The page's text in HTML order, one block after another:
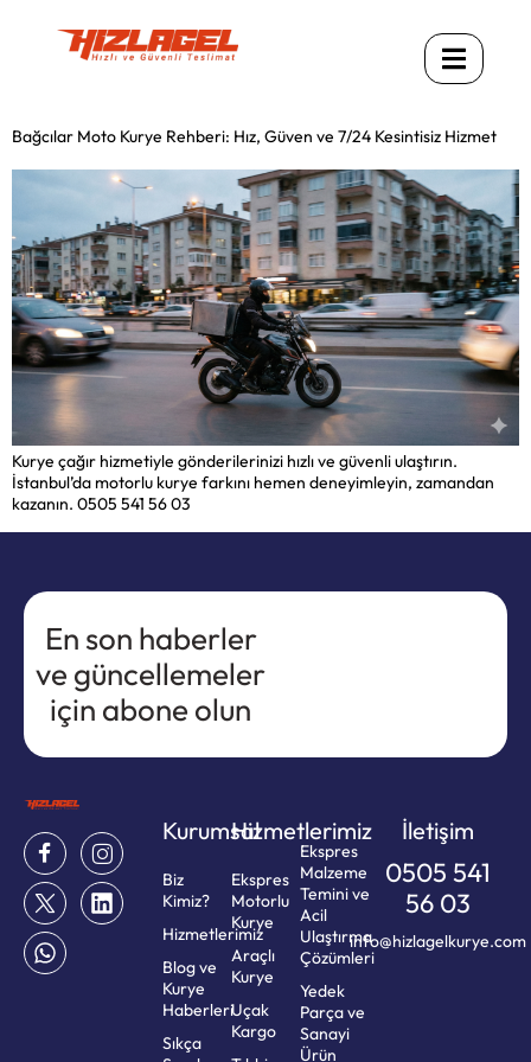
Bağcılar Moto Kurye Rehberi: Hız, Güven ve 7/24 Kesintisiz Hizmet
Kurye çağır hizmetiyle gönderilerinizi hızlı ve güvenli ulaştırın.
İstanbul’da motorlu kurye farkını hemen deneyimleyin, zamandan
kazanın. 0505 541 56 03
En son haberler
ve güncellemeler
için abone olun
Kurumsal
Biz
Kimiz?
Hizmetlerimiz
Blog ve
Kurye
Haberleri
Sıkça
Hizmetlerimiz
Ekspres
Motorlu
Kurye
Araçlı
Kurye
Uçak
Kargo
Ekspres
Malzeme
Temini ve
Acil
Ulaştırma
Çözümleri
Yedek
Parça ve
Sanayi
Ürün
İletişim
0505 541
56 03
info@hizlagelkurye.com